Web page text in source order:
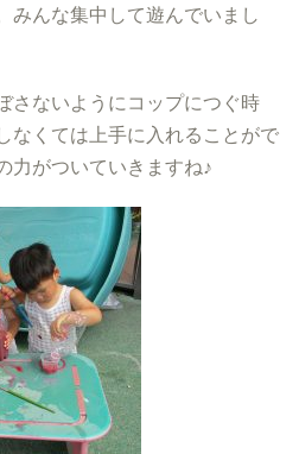
みんな集中して遊んでいまし
さないようにコップにつぐ時
なくては上手に入れることがで
力がついていきますね♪